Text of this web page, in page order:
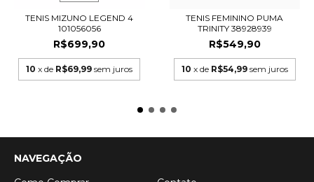
TENIS MIZUNO LEGEND 4
101056056
R$699,90
10 x de R$69,99 sem juros
TENIS FEMININO PUMA
TRINITY 38928939
R$549,90
10 x de R$54,99 sem juros
NAVEGAÇÃO